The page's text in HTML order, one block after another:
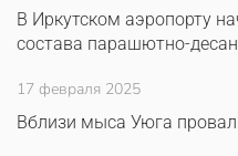
В Иркутском аэропорту
состава парашютно-
17 февраля 2025
Вблизи мыса Уюга